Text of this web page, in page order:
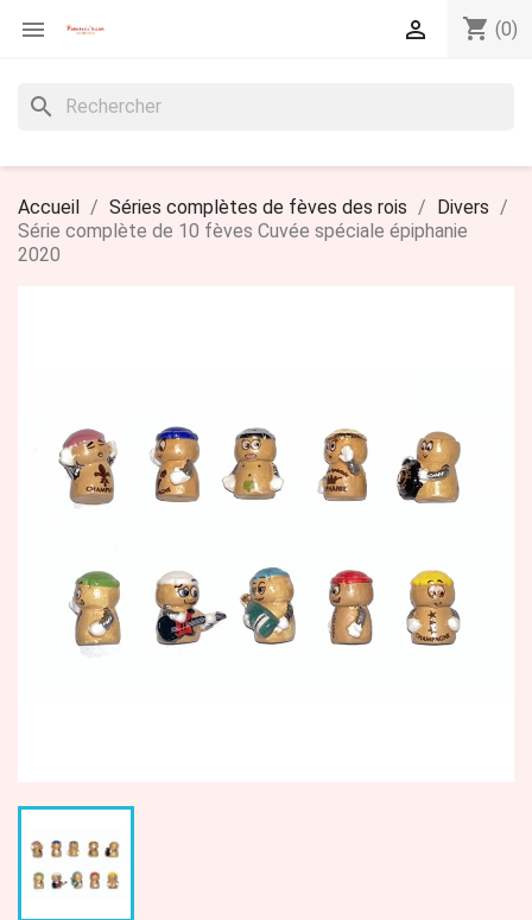
 shopping_cart (0)

search
Accueil Séries complètes de fèves des rois
Divers
Série complète de 10 fèves Cuvée spéciale épiphanie
2020